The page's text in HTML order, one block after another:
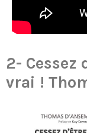
2- Cessez
vrai !